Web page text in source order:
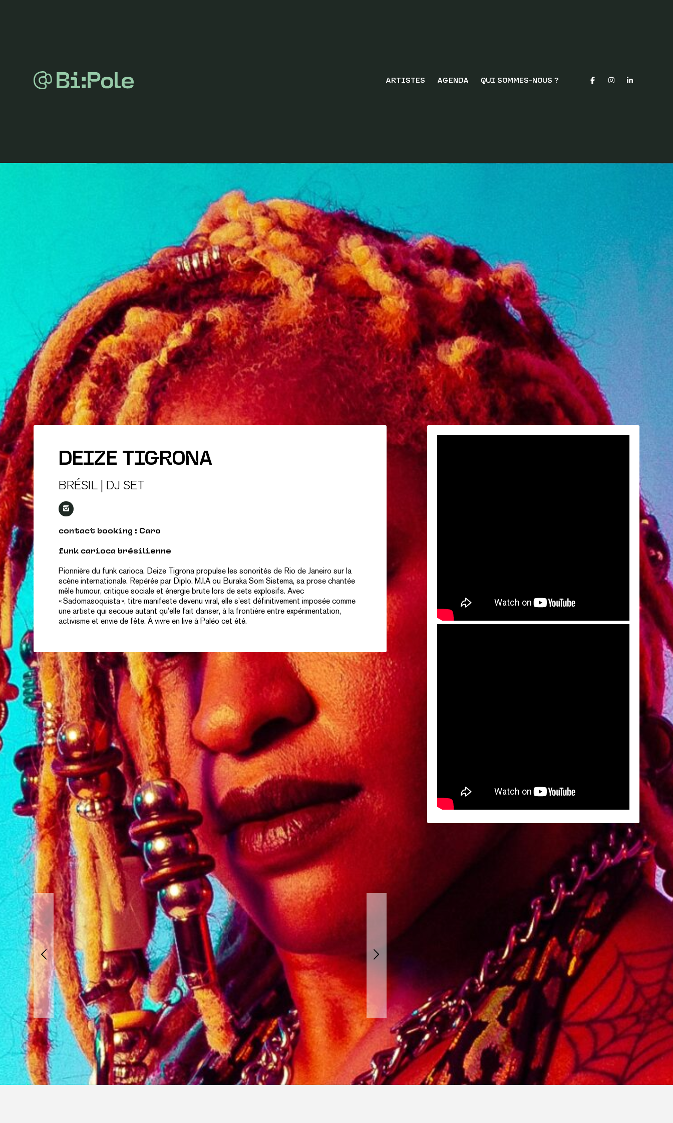
ARTISTES AGENDA QUI SOMMES-NOUS ?
DEIZE TIGRONA
BRÉSIL | DJ SET
contact booking : Caro
funk carioca brésilienne
Pionnière du funk carioca, Deize Tigrona propulse les sonorités de Rio de Janeiro sur la
scène internationale. Repérée par Diplo, M.I.A ou Buraka Som Sistema, sa prose chantée
mêle humour, critique sociale et énergie brute lors de sets explosifs. Avec
« Sadomasoquista », titre manifeste devenu viral, elle s’est définitivement imposée comme
une artiste qui secoue autant qu’elle fait danser, à la frontière entre expérimentation,
activisme et envie de fête. À vivre en live à Paléo cet été.
MÉDIAS